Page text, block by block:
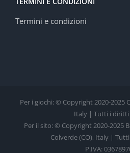
Termini e condizioni
Per i giochi: © Copyright 2020-2025
Italy | Tutti i diritti
Per il sito: © Copyright 2020-2025
Colverde (CO), Italy |
P.IVA: